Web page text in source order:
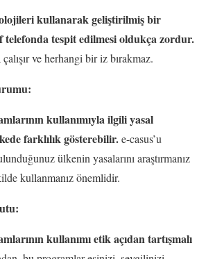
kullanarak geliştirilmiş bir
telefonda tespit edilmesi oldukça zordur.
ve herhangi bir iz bırakmaz.
kullanımıyla ilgili yasal
farklılık gösterebilir.e-casus’u
ülkenin yasalarını araştırmanız
kullanmanız önemlidir.
kullanımı etik açıdan tartışmalı